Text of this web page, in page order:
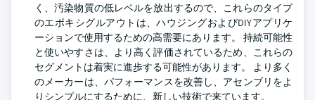
く、汚染物質の低レベルを放出するので、これらのタイプ
のエポキシグルアウトは、ハウジングおよびDIYアプリケ
ーションで使用するための高需要にあります。 持続可能性
と使いやすさは、より高く評価されているため、これらの
セグメントは着実に進歩する可能性があります。 より多く
のメーカーは、パフォーマンスを改善し、アセンブリをよ
りシンプルにするために、新しい技術で来ています。